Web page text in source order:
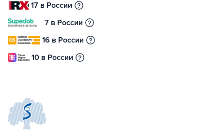
17 в России
7 в России
16 в России
10 в России